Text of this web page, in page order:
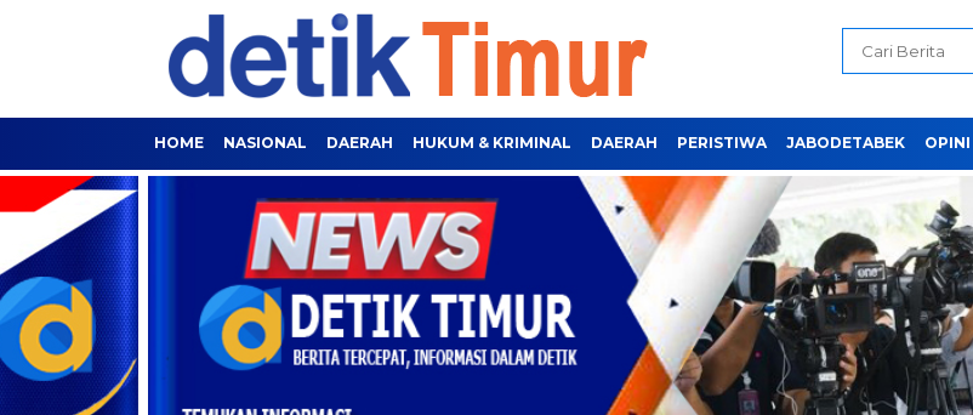
HOME NASIONAL DAERAH HUKUM & KRIMINAL DAERAH PERISTIWA JABODETABEK OPINI